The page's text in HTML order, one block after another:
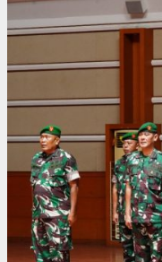
Kapuskesad
Meresmikan
Unit
RS
II
Moh
Ridwan
Meuraksa
Kesdam
Jaya